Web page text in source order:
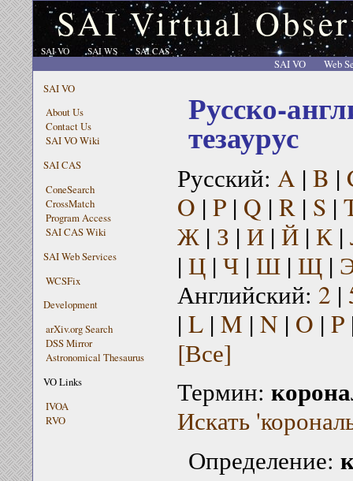
SAI Virtual
SAI VO SAI WS SAI CAS
SAI VO
Web
SAI VO
About Us
Contact Us
SAI VO Wiki
SAI CAS
ConeSearch
CrossMatch
Program Access
SAI CAS Wiki
SAI Web Services
WCSFix
Development
arXiv.org Search
DSS Mirror
Astronomical Thesaurus
VO Links
IVOA
RVO
Русско-
тезаурус
Русский: A | B |
O | P| Q | R| S |
Ж| З | И| Й| К|
| Ц| Ч| Ш| Щ|
Английский: 2 |
| L| M | N | O | P
[Все]
Термин:
Искать
Определение: